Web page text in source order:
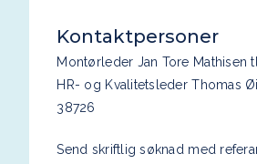
Kontaktpersoner
Montørleder Jan Tore Mathisen
HR- og Kvalitetsleder Thomas
38726
Send skriftlig søknad med